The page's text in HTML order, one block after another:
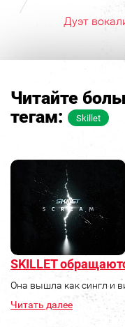
Дуэт
Читайте
тегам:
Skillet
SKILLET
Она вышла как сингл и
Читать далее